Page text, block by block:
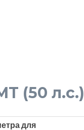
(50 л.с.)
для